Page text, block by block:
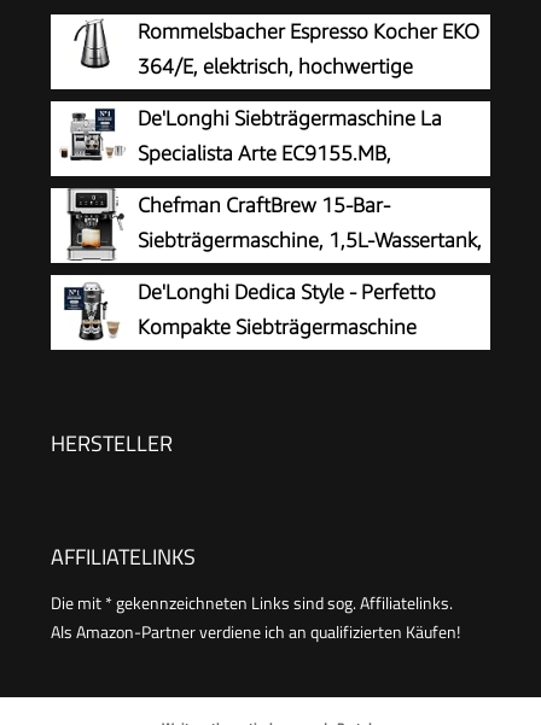
Rommelsbacher Espresso Kocher EKO
364/E, elektrisch, hochwertige
Edelstahlkanne, Filtereinsatz für 2 oder 4 Tassen,
verdecktes Heizelement, 360° Zentralsockel,
automatische Abschaltung, 365 W
De'Longhi Siebträgermaschine La
Specialista Arte EC9155.MB,
Espressomaschine mit Mahlwerk, 8
Mahlgrade, 15 Bar, 3 Temperaturen,
Milchschaumdüse, 1550W, 1,7L Tank,
Edelstahl/Schwarz inkl. Barista-Kit
Chefman CraftBrew 15-Bar-
Siebträgermaschine, 1,5L-Wassertank,
Dampfstab
De'Longhi Dedica Style - Perfetto
Kompakte Siebträgermaschine
Cappuccino, ESE Pad geeignet, 15cm breit,
HERSTELLER
AFFILIATELINKS
Die mit * gekennzeichneten Links sind sog. Affiliatelinks.
Als Amazon-Partner verdiene ich an qualifizierten Käufen!